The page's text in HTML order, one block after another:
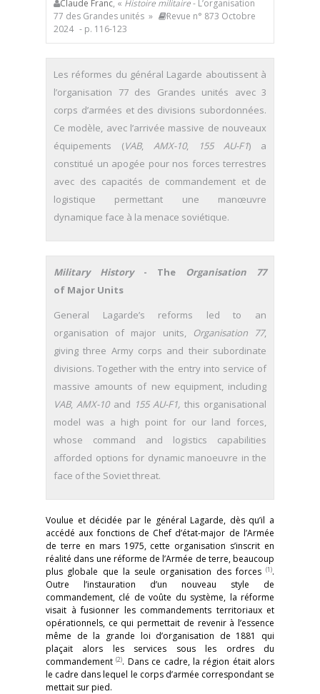
Claude Franc, « Histoire militaire- L’organisation
77 des Grandes unités »
Revue n° 873 Octobre
2024 - p. 116-123
Les réformes du général Lagarde aboutissent à
l’organisation 77 des Grandes unités avec 3
corps d’armées et des divisions subordonnées.
Ce modèle, avec l’arrivée massive de nouveaux
équipements (VAB, AMX-10, 155 AU-F1) a
constitué un apogée pour nos forces terrestres
avec des capacités de commandement et de
logistique permettant une manœuvre
dynamique face à la menace soviétique.
Military History- The Organisation 77
of Major Units
General Lagarde’s reforms led to an
organisation of major units,
Organisation 77,
giving three Army corps and their subordinate
divisions. Together with the entry into service of
massive amounts of new equipment, including
VAB,AMX-10 and 155 AU-F1, this organisational
model was a high point for our land forces,
whose command and logistics capabilities
afforded options for dynamic manoeuvre in the
face of the Soviet threat.
Voulue et décidée par le général Lagarde, dès qu’il a
accédé aux fonctions de Chef d’état-major de l’Armée
de terre en mars 1975, cette organisation s’inscrit en
réalité dans une réforme de l’Armée de terre, beaucoup
plus globale que la seule organisation des forces (1).
Outre l’instauration d’un nouveau style de
commandement, clé de voûte du système, la réforme
visait à fusionner les commandements territoriaux et
opérationnels, ce qui permettait de revenir à l’essence
même de la grande loi d’organisation de 1881 qui
plaçait alors les services sous les ordres du
commandement(2). Dans ce cadre, la région était alors
le cadre dans lequel le corps d’armée correspondant se
mettait sur pied.